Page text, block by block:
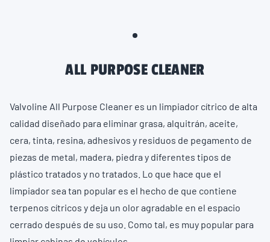
ALL PURPOSE CLEANER
Valvoline All Purpose Cleaner es un limpiador cítrico de alta
calidad diseñado para eliminar grasa, alquitrán, aceite,
cera, tinta, resina, adhesivos y residuos de pegamento de
piezas de metal, madera, piedra y diferentes tipos de
plástico tratados y no tratados. Lo que hace que el
limpiador sea tan popular es el hecho de que contiene
terpenos cítricos y deja un olor agradable en el espacio
cerrado después de su uso. Como tal, es muy popular para